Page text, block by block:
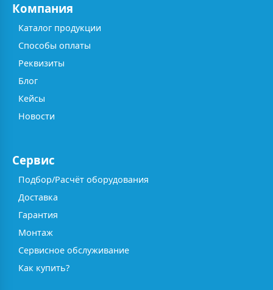
Компания
Каталог продукции
Способы оплаты
Реквизиты
Блог
Кейсы
Новости
Сервис
Подбор/Расчёт оборудования
Доставка
Гарантия
Монтаж
Сервисное обслуживание
Как купить?